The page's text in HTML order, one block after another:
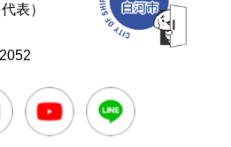
表）
InstagramYoutube